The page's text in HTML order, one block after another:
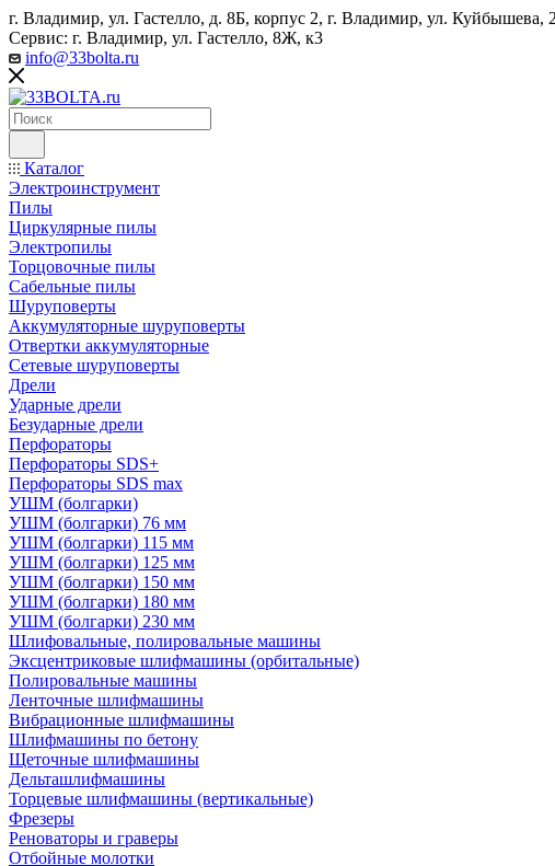
г. Владимир, ул. Гастелло, д. 8Б, корпус 2, г. Владимир, ул.
Сервис: г. Владимир, ул. Гастелло, 8Ж, к3
info@33bolta.ru
Каталог
Электроинструмент
Пилы
Циркулярные пилы
Электропилы
Торцовочные пилы
Сабельные пилы
Шуруповерты
Аккумуляторные шуруповерты
Отвертки аккумуляторные
Сетевые шуруповерты
Дрели
Ударные дрели
Безударные дрели
Перфораторы
Перфораторы SDS+
Перфораторы SDS max
УШМ (болгарки)
УШМ (болгарки) 76 мм
УШМ (болгарки) 115 мм
УШМ (болгарки) 125 мм
УШМ (болгарки) 150 мм
УШМ (болгарки) 180 мм
УШМ (болгарки) 230 мм
Шлифовальные, полировальные машины
Эксцентриковые шлифмашины (орбитальные)
Полировальные машины
Ленточные шлифмашины
Вибрационные шлифмашины
Шлифмашины по бетону
Щеточные шлифмашины
Дельташлифмашины
Торцевые шлифмашины (вертикальные)
Фрезеры
Реноваторы и граверы
Отбойные молотки